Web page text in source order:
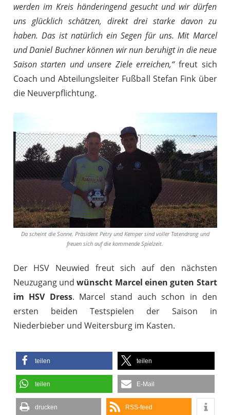
werden im Kreis händeringend gesucht und wir dürfen
uns glücklich schätzen, direkt drei starke davon zu
haben. Das ist natürlich ein Segen für uns. Mit Marcel
und Daniel Buchner können wir nun beruhigt in die neue
Saison starten und unsere Ziele erreichen,“freut sich
Coach und Abteilungsleiter Fußball Stefan Fink über
die Neuverpflichtung.
Da scheint die Sonne. Präsident Petry und Kemper sind voller Tatendrang und
freuen sich auf die kommende Spielzeit.
Der HSV Neuwied freut sich auf den nächsten
Neuzugang undwünscht Marcel einen guten Start
im HSV Dress. Marcel stand auch schon in den
ersten beiden Testspielen der Saison in
Niederbieber und Weitersburg im Kasten.
teilen teilen
teilen E-Mail
drucken RSS-feed